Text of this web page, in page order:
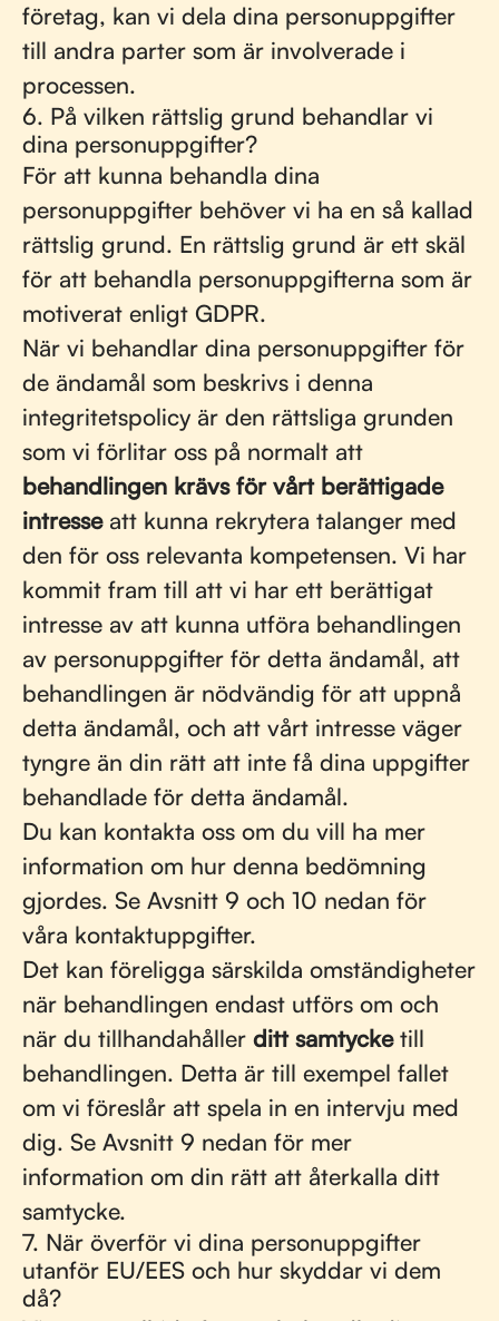
företag, kan vi dela dina personuppgifter
till andra parter som är involverade i
processen.
6. På vilken rättslig grund behandlar vi
dina personuppgifter?
För att kunna behandla dina
personuppgifter behöver vi ha en så kallad
rättslig grund. En rättslig grund är ett skäl
för att behandla personuppgifterna som är
motiverat enligt GDPR.
När vi behandlar dina personuppgifter för
de ändamål som beskrivs i denna
integritetspolicy är den rättsliga grunden
som vi förlitar oss på normalt att
behandlingen krävs för vårt berättigade
intresseatt kunna rekrytera talanger med
den för oss relevanta kompetensen. Vi har
kommit fram till att vi har ett berättigat
intresse av att kunna utföra behandlingen
av personuppgifter för detta ändamål, att
behandlingen är nödvändig för att uppnå
detta ändamål, och att vårt intresse väger
tyngre än din rätt att inte få dina uppgifter
behandlade för detta ändamål.
Du kan kontakta oss om du vill ha mer
information om hur denna bedömning
gjordes. Se Avsnitt 9 och 10 nedan för
våra kontaktuppgifter.
Det kan föreligga särskilda omständigheter
när behandlingen endast utförs om och
när du tillhandahåller ditt samtycketill
behandlingen. Detta är till exempel fallet
om vi föreslår att spela in en intervju med
dig. Se Avsnitt 9 nedan för mer
information om din rätt att återkalla ditt
samtycke.
7. När överför vi dina personuppgifter
utanför EU/EES och hur skyddar vi dem
då?